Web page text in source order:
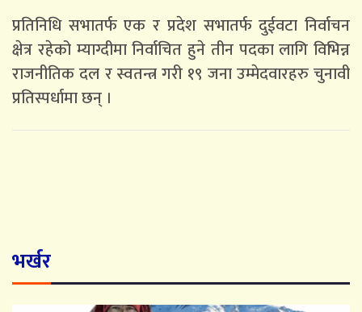
प्रतिनिधि सभातर्फ एक र प्रदेश सभातर्फ दुईवटा निर्वाचन
क्षेत्र रहेको म्याग्दीमा निर्वाचित हुने तीन पदका लागि विभिन्न
राजनीतिक दल र स्वतन्त्र गरी १९ जना उम्मेदवारहरु चुनावी
प्रतिस्पर्धामा छन् ।
भर्खर